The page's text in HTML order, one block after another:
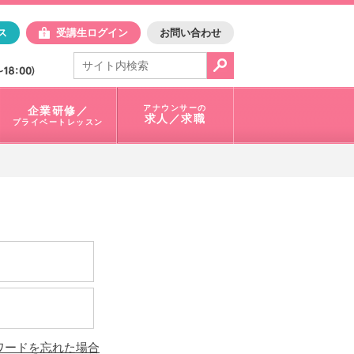
アスク
受講生ログイン お問い合わせ
電話で問合せ：
03-3401-1010
企業研修／
プライベートレッスン
アナウンサーの
求人／求職
ードを忘れた場合